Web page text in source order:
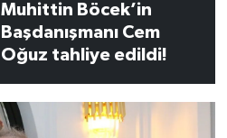
Muhittin Böcek’in
Başdanışmanı Cem
Oğuz tahliye edildi!